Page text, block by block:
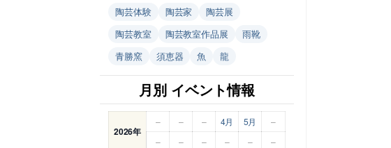
陶芸体験
陶芸家
陶芸展
陶芸教室
陶芸教室作品展
雨靴
青勝窯
須恵器 魚 龍
月別 イベント情報
2026年
– – – 4月 5月
–
–
– – – – –